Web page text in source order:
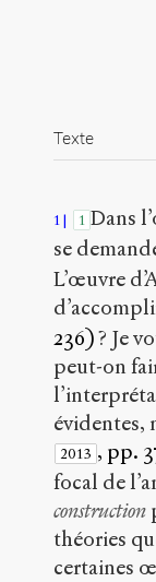
Texte
1 1 Dans
se
L’œuvre
236)? Je
peut-on
évidentes,
2013 , pp.
focal de
construction
théories
certaines